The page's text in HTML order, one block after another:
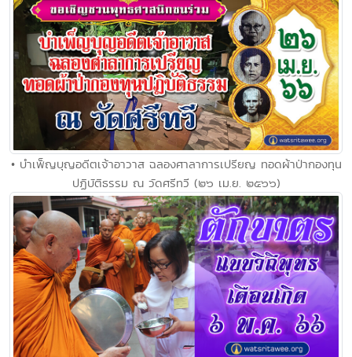
• บำเพ็ญบุญอดีตเจ้าอาวาส ฉลองศาลาการเปรียญ ทอดผ้าป่ากองทุน
ปฏิบัติธรรม ณ วัดศรีทวี (๒๖ เม.ย. ๒๕๖๖)